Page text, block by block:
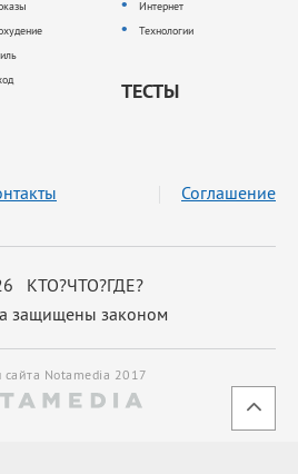
Интернет
Технологии
ТЕСТЫ
КТО?ЧТО?ГДЕ?
защищены законом
Соглашение
сайта Notamedia 2017